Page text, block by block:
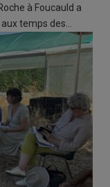
à Foucauld a
aux temps des…